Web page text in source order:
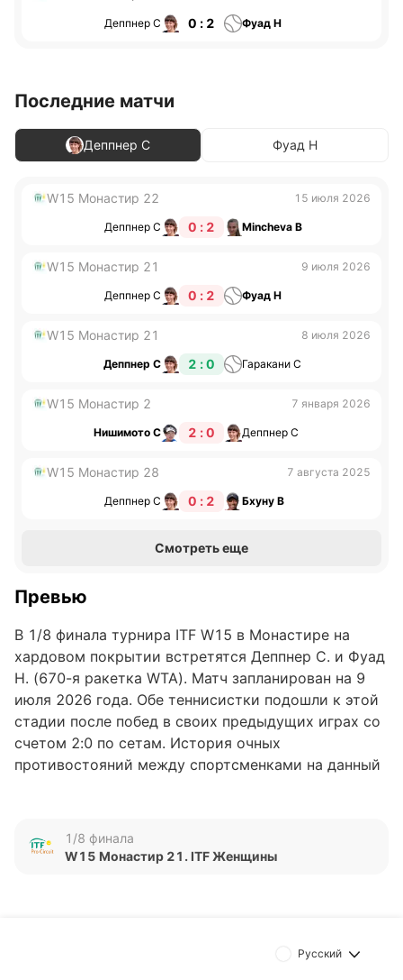
Деппнер С 0 : 2 Фуад Н
Последние матчи
Деппнер С Фуад Н
W15 Монастир 22 15 июля 2026
Деппнер С 0 : 2 Mincheva В
W15 Монастир 21 9 июля 2026
Деппнер С 0 : 2 Фуад Н
W15 Монастир 21 8 июля 2026
Деппнер С 2 : 0 Гаракани С
W15 Монастир 2 7 января 2026
Нишимото С 2 : 0 Деппнер С
W15 Монастир 28 7 августа 2025
Деппнер С 0 : 2 Бхуну В
Смотреть еще
Превью
В 1/8 финала турнира ITF W15 в Монастире на
хардовом покрытии встретятся Деппнер С. и Фуад
Н. (670-я ракетка WTA). Матч запланирован на 9
июля 2026 года. Обе теннисистки подошли к этой
стадии после побед в своих предыдущих играх со
счетом 2:0 по сетам. История очных
противостояний между спортсменками на данный
последних встреч, в то время как Фуад Н. имеет
более высокий рейтинговый статус.
1/8 финала
W15 Монастир 21. ITF Женщины
Русский